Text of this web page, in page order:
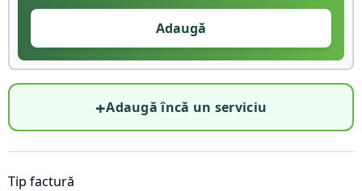
Adaugă
+Adaugă încă un serviciu
Tip factură